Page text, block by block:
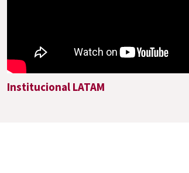
Institucional LATAM